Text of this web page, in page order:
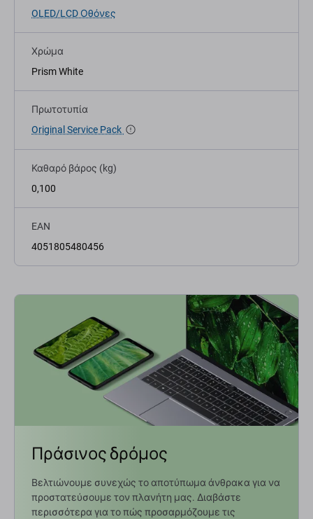
OLED/LCD Οθόνες
Χρώμα
Prism White
Πρωτοτυπία
Original Service Pack
Καθαρό βάρος (kg)
0,100
EAN
4051805480456
Πράσινος δρόμος
Βελτιώνουμε συνεχώς το αποτύπωμα άνθρακα για να
προστατεύσουμε τον πλανήτη μας. Διαβάστε
περισσότερα για το πώς προσαρμόζουμε τις